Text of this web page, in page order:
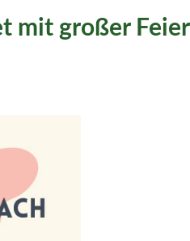
mit großer Feier